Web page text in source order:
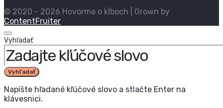
© 2020 - 2026 Hovorme o kĺboch | Grown by
ContentFruiter
Vyhľadať
Vyhľadať
Napíšte hľadané kľúčové slovo a stlačte Enter na
klávesnici.